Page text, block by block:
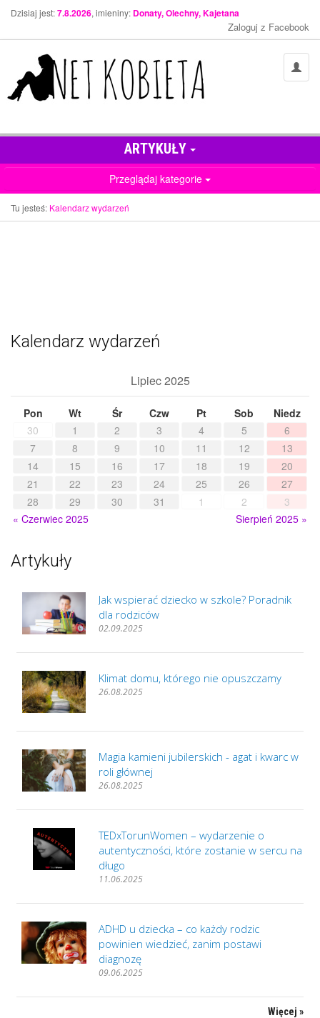
Dzisiaj jest:7.8.2026, imieniny: Donaty, Olechny, Kajetana
Zaloguj z Facebook
ARTYKUŁY
Przeglądaj kategorie
Tu jesteś: Kalendarz wydarzeń
Kalendarz wydarzeń
Lipiec 2025
Pon Wt Śr Czw Pt Sob
Niedz
30
1 2 3 4 5
6
7
8 9 10 11 12
13
14
15 16 17 18 19
20
21
22 23 24 25 26
27
28
29 30 31 1 2
3
« Czerwiec 2025
Sierpień 2025 »
Artykuły
Jak wspierać dziecko w szkole? Poradnik
dla rodziców
02.09.2025
Klimat domu, którego nie opuszczamy
26.08.2025
Magia kamieni jubilerskich - agat i kwarc w
roli głównej
26.08.2025
TEDxTorunWomen – wydarzenie o
autentyczności, które zostanie w sercu na
długo
11.06.2025
ADHD u dziecka – co każdy rodzic
powinien wiedzieć, zanim postawi
diagnozę
09.06.2025
Więcej »